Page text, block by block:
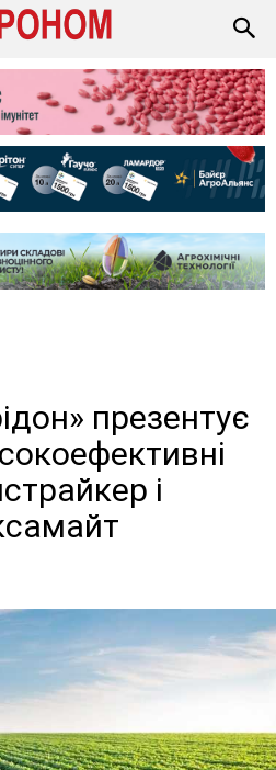
презентує
і